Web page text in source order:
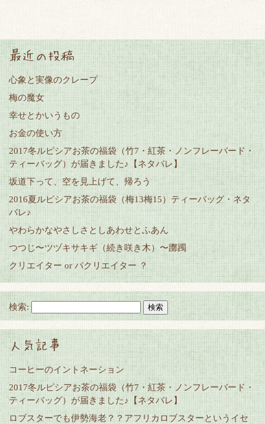
最近の投稿
心象と実像のクレープ
梅の魔女
幸せとかいうもの
お金の使い方
2017冬ルピシアお茶の福袋（竹7・紅茶・ノンフレーバード・
ティーバッグ）が届きました♪【ネタバレ】
坂道下って、空を見上げて、帰ろう
2016夏ルピシアお茶の福袋（梅13梅15）ティーバッグ・ネタ
バレ♪
やわらかなやさしさとしあわせとふあん
つつじ〜ツヅキサキギ（続き咲き木）〜躑躅
クリエイター or パクリエイター ？
検索:
人気記事
コーヒーのイントネーション
2017冬ルピシアお茶の福袋（竹7・紅茶・ノンフレーバード・
ティーバッグ）が届きました♪【ネタバレ】
ロブスターでも伊勢海老？？アフリカロブスターというイセ